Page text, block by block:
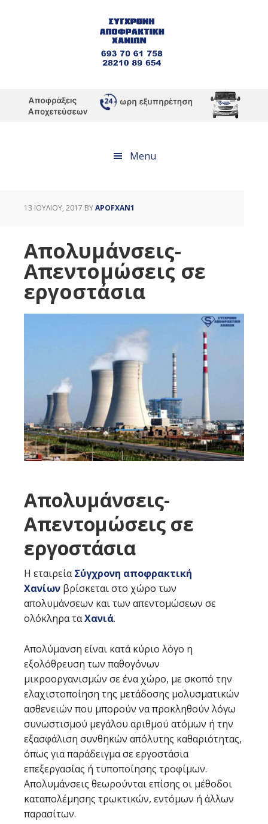
Menu
13 ΙΟΥΛΊΟΥ, 2017 BYAPOFXAN1
Απολυμάνσεις-
Απεντομώσεις σε
εργοστάσια
Απολυμάνσεις-
Απεντομώσεις σε
εργοστάσια
Η εταιρείαΣύγχρονη αποφρακτική
Χανίων βρίσκεται στο χώρο των
απολυμάνσεων και των απεντομώσεων σε
ολόκληρα ταΧανιά.
Απολύμανση είναι κατά κύριο λόγο η
εξολόθρευση των παθογόνων
μικροοργανισμών σε ένα χώρο, με σκοπό την
ελαχιστοποίηση της μετάδοσης μολυσματικών
ασθενειών που μπορούν να προκληθούν λόγω
συνωστισμού μεγάλου αριθμού ατόμων ή την
εξασφάλιση συνθηκών απόλυτης καθαριότητας,
όπως για παράδειγμα σε εργοστάσια
επεξεργασίας ή τυποποίησης τροφίμων.
Απολυμάνσεις θεωρούνται επίσης οι μέθοδοι
καταπολέμησης τρωκτικών, εντόμων ή άλλων
παρασίτων.